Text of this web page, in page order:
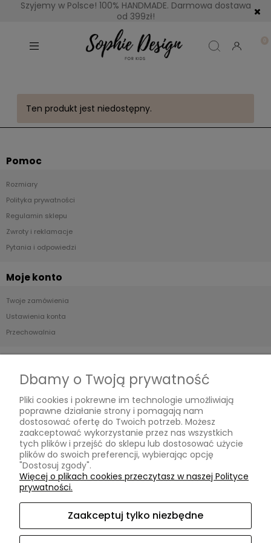
Szyjemy w Polsce! 100% HANDMADE. Darmowa dostawa
od 399zł!
Ten produkt jest niedostępny.
Pomoc
Rozmiary
Polityka prywatności
Regulamin sklepu
Zwroty i reklamacje
Pytania i odpowiedzi
Moje konto
Twoje zamówienia
Ustawienia konta
Przechowalnia
Formy płatności
Czas i koszty dostawy
Czas realizacji zamówienia
Informacje
O nas
Kontakt
Dbamy o Twoją prywatność
Pliki cookies i pokrewne im technologie umożliwiają
poprawne działanie strony i pomagają nam
dostosować ofertę do Twoich potrzeb. Możesz
zaakceptować wykorzystanie przez nas wszystkich
tych plików i przejść do sklepu lub dostosować użycie
plików do swoich preferencji, wybierając opcję
"Dostosuj zgody".
Więcej o plikach cookies przeczytasz w naszej Polityce
prywatności.
Zaakceptuj tylko niezbędne